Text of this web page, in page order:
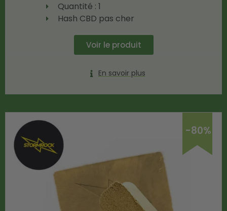
Quantité : 1
Hash CBD pas cher
Voir le produit
En savoir plus
-80%